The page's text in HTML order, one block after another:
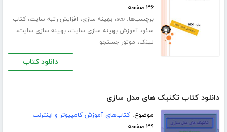
۳۶ صفحه
برچسب‌ها:seo،بهینه سازی، افزایش رتبه سایت،کتاب
سئو،آموزش بهینه سازی سایت،بهینه سازی سایت،
لینک، موتور جستجو
دانلود کتاب
دانلود کتاب تکنیک های مدل سازی
موضوع:کتاب‌های آموزش کامپیوتر و اینترنت
۳۹ صفحه